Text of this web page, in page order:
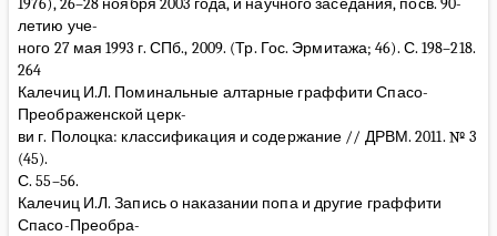
1976), 26–28 ноября 2003 года, и научного заседания, посв. 90-
летию уче-
ного 27 мая 1993 г. СПб., 2009. (Тр. Гос. Эрмитажа; 46). С. 198–218.
264
Калечиц И.Л. Поминальные алтарные граффити Спасо-
Преображенской церк-
ви г. Полоцка: классификация и содержание // ДРВМ. 2011. № 3
(45).
С. 55–56.
Калечиц И.Л. Запись о наказании попа и другие граффити
Спасо-Преобра-